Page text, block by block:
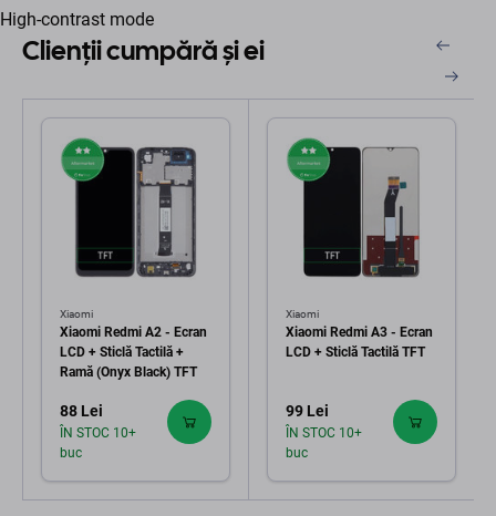
High-contrast mode
Clienții cumpără și ei
Xiaomi
Xiaomi Redmi A2 - Ecran
LCD + Sticlă Tactilă +
Ramă (Onyx Black) TFT
88 Lei
ÎN STOC 10+
buc
Xiaomi
Xiaomi Redmi A3 - Ecran
LCD + Sticlă Tactilă TFT
99 Lei
ÎN STOC 10+
buc